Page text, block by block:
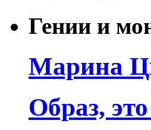
Гении и
Марина
Образ,